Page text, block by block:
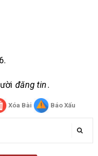
đăng tin.
Xóa Bài Báo Xấu